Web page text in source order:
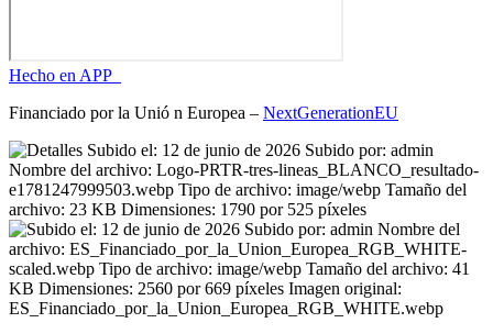
Hecho en APP_
Financiado por la Unió n Europea – NextGenerationEU